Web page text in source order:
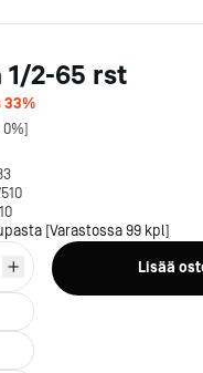
1/2-65 rst
33%
]
[Varastossa 99 kpl]
Lisää